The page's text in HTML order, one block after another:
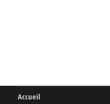
Accueil